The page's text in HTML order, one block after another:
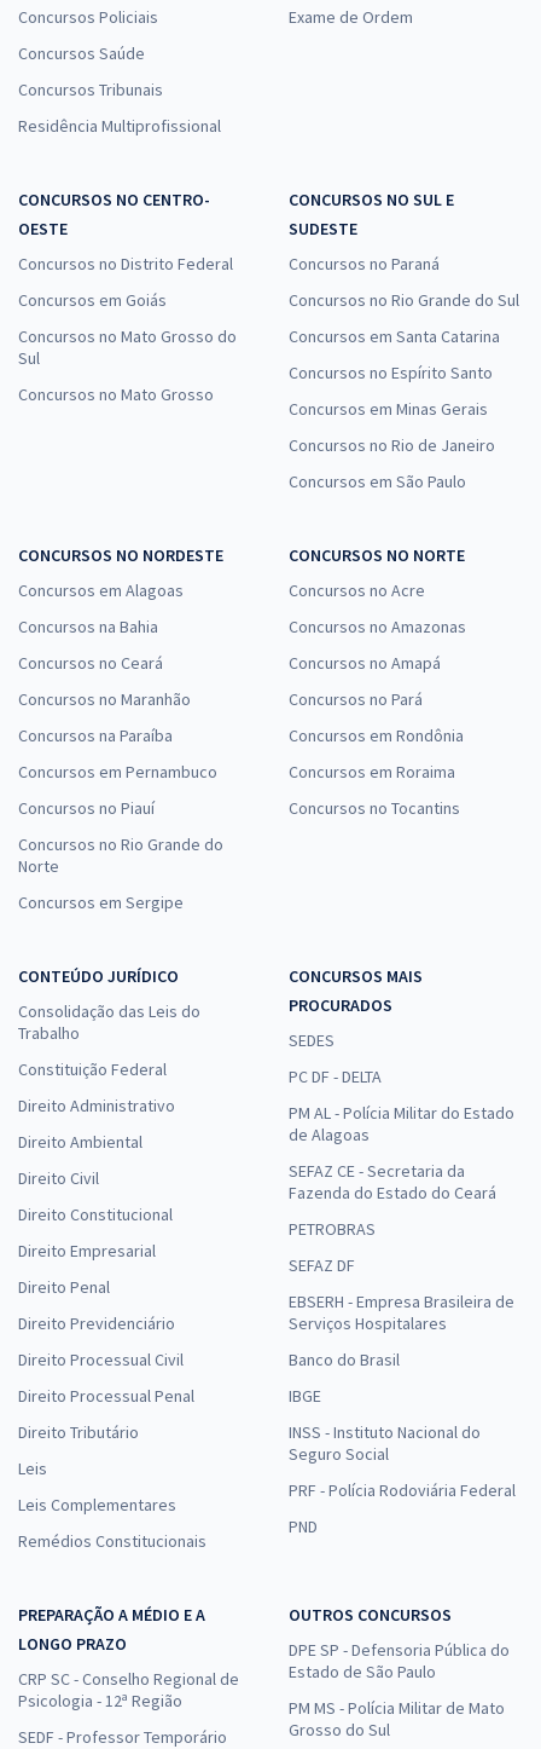
Concursos Policiais
Concursos Saúde
Concursos Tribunais
Residência Multiprofissional
Exame de Ordem
CONCURSOS NO CENTRO-
OESTE
Concursos no Distrito Federal
Concursos em Goiás
Concursos no Mato Grosso do
Sul
Concursos no Mato Grosso
CONCURSOS NO SUL E
SUDESTE
Concursos no Paraná
Concursos no Rio Grande do Sul
Concursos em Santa Catarina
Concursos no Espírito Santo
Concursos em Minas Gerais
Concursos no Rio de Janeiro
Concursos em São Paulo
CONCURSOS NO NORDESTE
Concursos em Alagoas
Concursos na Bahia
Concursos no Ceará
Concursos no Maranhão
Concursos na Paraíba
Concursos em Pernambuco
Concursos no Piauí
Concursos no Rio Grande do
Norte
Concursos em Sergipe
CONCURSOS NO NORTE
Concursos no Acre
Concursos no Amazonas
Concursos no Amapá
Concursos no Pará
Concursos em Rondônia
Concursos em Roraima
Concursos no Tocantins
CONTEÚDO JURÍDICO
Consolidação das Leis do
Trabalho
Constituição Federal
Direito Administrativo
Direito Ambiental
Direito Civil
Direito Constitucional
Direito Empresarial
Direito Penal
Direito Previdenciário
Direito Processual Civil
Direito Processual Penal
Direito Tributário
Leis
Leis Complementares
Remédios Constitucionais
CONCURSOS MAIS
PROCURADOS
SEDES
PC DF - DELTA
PM AL - Polícia Militar do Estado
de Alagoas
SEFAZ CE - Secretaria da
Fazenda do Estado do Ceará
PETROBRAS
SEFAZ DF
EBSERH - Empresa Brasileira de
Serviços Hospitalares
Banco do Brasil
IBGE
INSS - Instituto Nacional do
Seguro Social
PRF - Polícia Rodoviária Federal
PND
PREPARAÇÃO A MÉDIO E A
LONGO PRAZO
CRP SC - Conselho Regional de
Psicologia - 12ª Região
SEDF - Professor Temporário
OUTROS CONCURSOS
DPE SP - Defensoria Pública do
Estado de São Paulo
PM MS - Polícia Militar de Mato
Grosso do Sul